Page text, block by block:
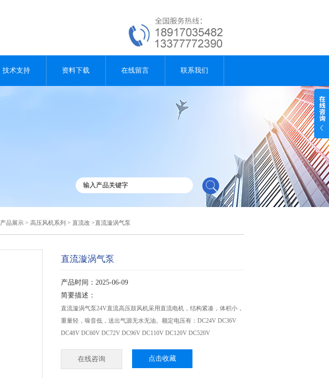
技术支持 资料下载 在线留言 联系我们
产品展示 > 高压风机系列 > 直流改 >直流漩涡气泵
直流漩涡气泵
产品时间：2025-06-09
简要描述：
直流漩涡气泵24V直流高压鼓风机采用直流电机，结构紧凑，体积小，
重量轻，噪音低，送出气源无水无油。额定电压有：DC24V DC36V
DC48V DC60V DC72V DC96V DC110V DC120V DC520V
在线咨询 点击收藏